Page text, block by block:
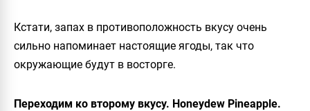
Кстати, запах в противоположность вкусу очень
сильно напоминает настоящие ягоды, так что
окружающие будут в восторге.
Переходим ко второму вкусу. Honeydew Pineapple.